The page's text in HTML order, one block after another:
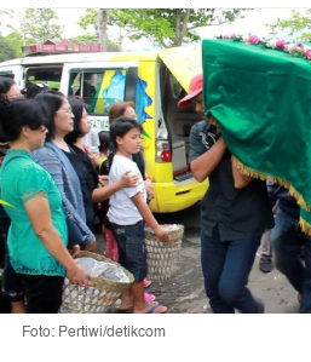
Foto: Pertiwi/detikcom